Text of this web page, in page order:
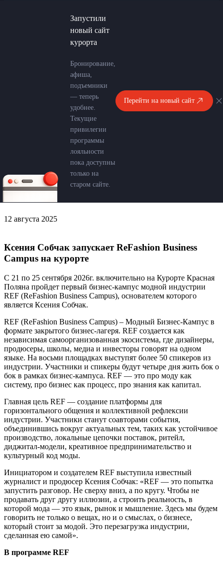
Запустили
новый сайт
курорта
Бронирование,
афиша,
подъемники
— теперь
удобнее.
Текущие
привилегии
программы
лояльности
пока доступны
только на
старом сайте.
Перейти на новый сайт
12 августа 2025
Ксения Собчак запускает ReFashion Business
Campus на курорте
С 21 по 25 сентября 2026г. включительно на Курорте Красная
Поляна пройдет первый бизнес-кампус модной индустрии
REF (ReFashion Business Campus), основателем которого
является Ксения Собчак.
REF (ReFashion Business Campus) – Модный Бизнес-Кампус в
формате закрытого бизнес-лагеря. REF создается как
независимая самоорганизованная экосистема, где дизайнеры,
продюсеры, школы, медиа и инвесторы говорят на одном
языке. На восьми площадках выступят более 50 спикеров из
индустрии. Участники и спикеры будут четыре дня жить бок о
бок в рамках бизнес-кампуса. REF — это про моду как
систему, про бизнес как процесс, про знания как капитал.
Главная цель REF — создание платформы для
горизонтального общения и коллективной рефлексии
индустрии. Участники станут соавторами события,
объединившись вокруг актуальных тем, таких как устойчивое
производство, локальные цепочки поставок, ритейл,
диджитал-модели, креативное предпринимательство и
культурный код моды.
Инициатором и создателем REF выступила известный
журналист и продюсер Ксения Собчак: «REF — это попытка
запустить разговор. Не сверху вниз, а по кругу. Чтобы не
продавать друг другу иллюзии, а строить реальность, в
которой мода — это язык, рынок и мышление. Здесь мы будем
говорить не только о вещах, но и о смыслах, о бизнесе,
который стоит за модой. Это перезагрузка индустрии,
сделанная ею самой».
В программе REF